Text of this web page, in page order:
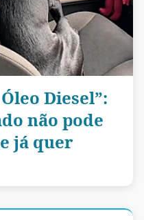
Diesel”:
não pode
já quer